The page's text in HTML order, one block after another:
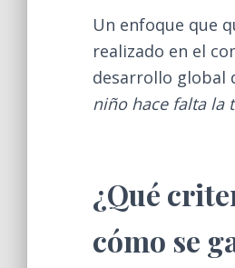
Un enfoque que
realizado en el
desarrollo global
niño hace falta la
¿Qué
cómo se